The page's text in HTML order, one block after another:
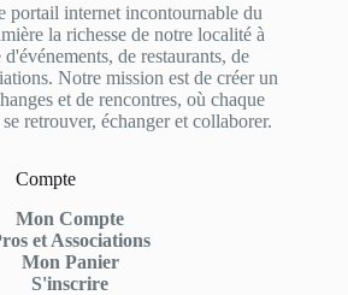
portail internet incontournable du
la richesse de notre localité à
de restaurants, de
Notre mission est de créer un
et de rencontres, où chaque
retrouver, échanger et collaborer.
Compte
Mon Compte
et Associations
Mon Panier
S'inscrire